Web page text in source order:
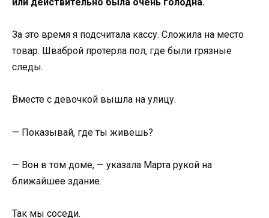
За это время я подсчитала кассу. Сложила на место
товар. Шваброй протерла пол, где были грязные
следы.
Вместе с девочкой вышла на улицу.
— Показывай, где ты живешь?
— Вон в том доме, — указала Марта рукой на
ближайшее здание.
Так мы соседи.